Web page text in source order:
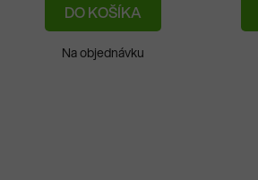
DO KOŠÍKA
Na objednávku